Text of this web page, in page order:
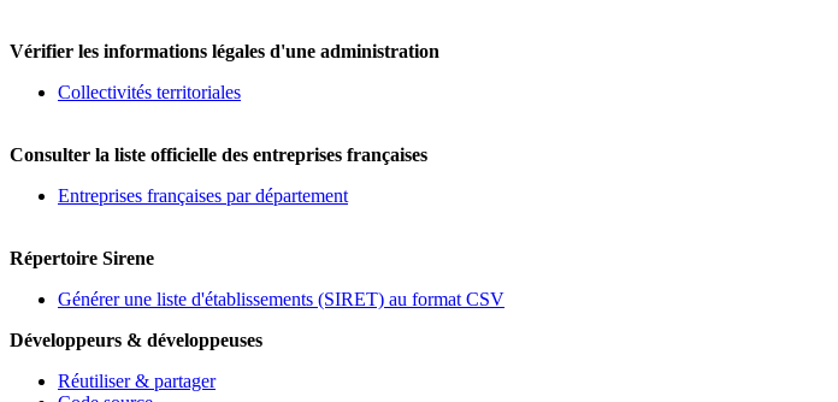
Vérifier les informations légales d'une administration
Collectivités territoriales
Consulter la liste officielle des entreprises françaises
Entreprises françaises par département
Répertoire Sirene
Générer une liste d'établissements (SIRET) au format CSV
Développeurs & développeuses
Réutiliser & partager